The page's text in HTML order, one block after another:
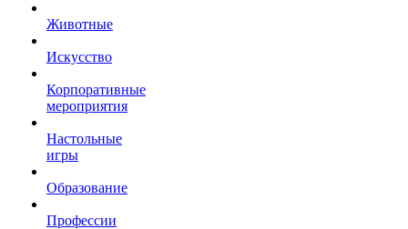
Животные
Искусство
Корпоративные
мероприятия
Настольные
игры
Образование
Профессии